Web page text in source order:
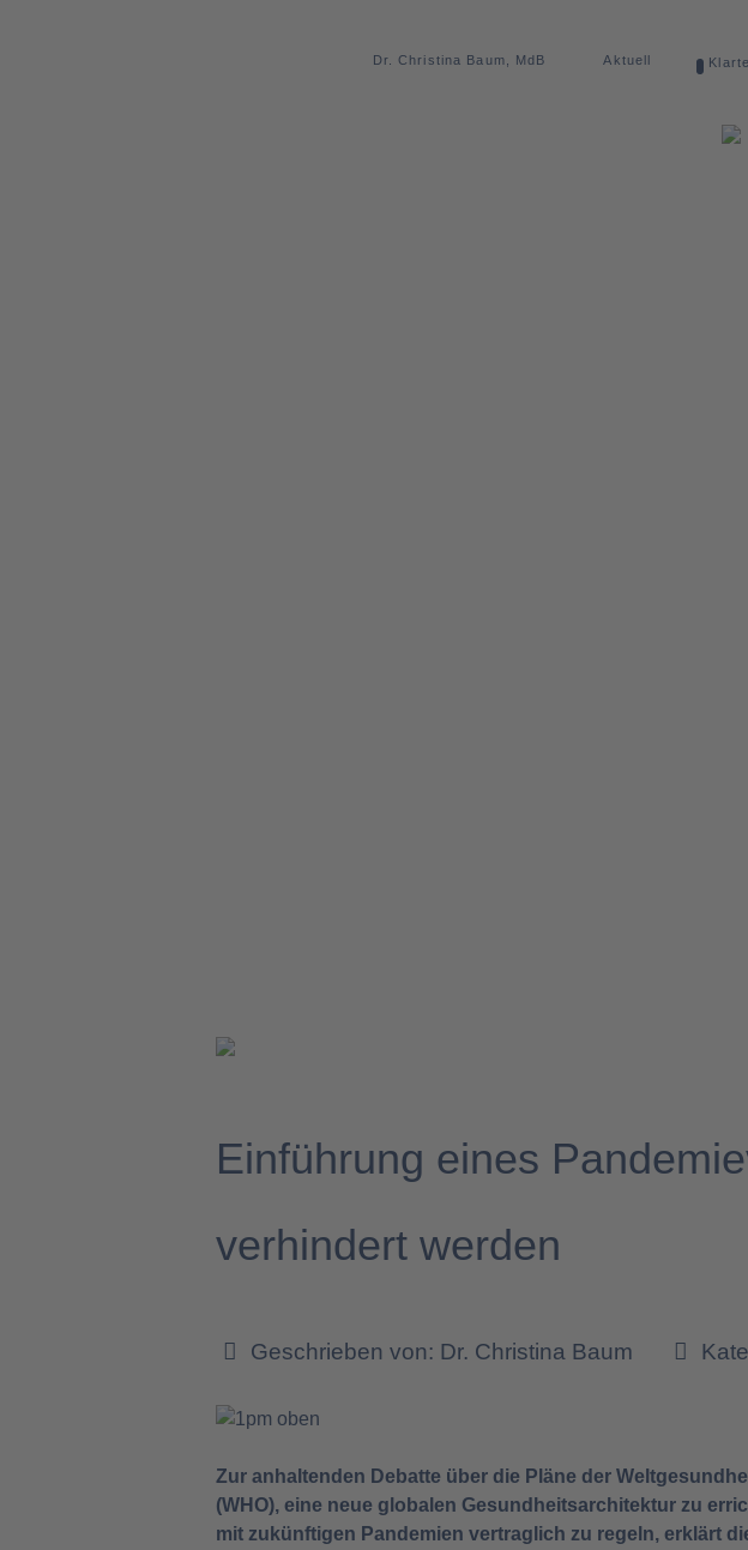
Dr. Christina Baum, MdB Aktuell
Einführung eines
verhindert werden
Geschrieben von: Dr. Christina Baum
Zur anhaltenden Debatte über die Pläne der
(WHO), eine neue globalen Gesundheitsarchitektur zu
mit zukünftigen Pandemien vertraglich zu regeln, erklärt